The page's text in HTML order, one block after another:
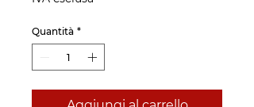
Quantità *